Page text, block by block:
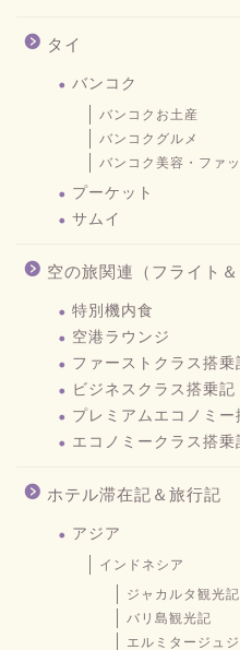
タイ
バンコク
バンコクお土産
バンコクグルメ
バンコク美容・ファ
プーケット
サムイ
空の旅関連（フライト＆
特別機内食
空港ラウンジ
ファーストクラス搭乗
ビジネスクラス搭乗記
プレミアムエコノミー
エコノミークラス搭乗
ホテル滞在記＆旅行記
アジア
インドネシア
ジャカルタ観光記
バリ島観光記
エルミタージュ